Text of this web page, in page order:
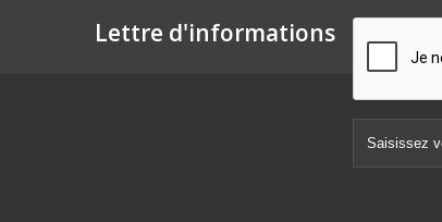
Lettre d'informations